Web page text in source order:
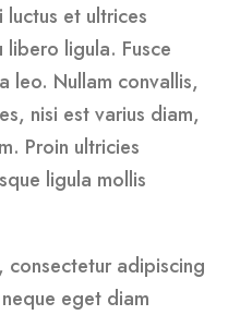
luctus et ultrices
libero ligula. Fusce
leo. Nullam convallis,
nisi est varius diam,
Proin ultricies
ligula mollis
consectetur adipiscing
eget diam